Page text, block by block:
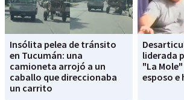
Insólita pelea de tránsito
en Tucumán: una
camioneta arrojó a un
caballo que direccionaba
un carrito
liderada
"La
esposo e